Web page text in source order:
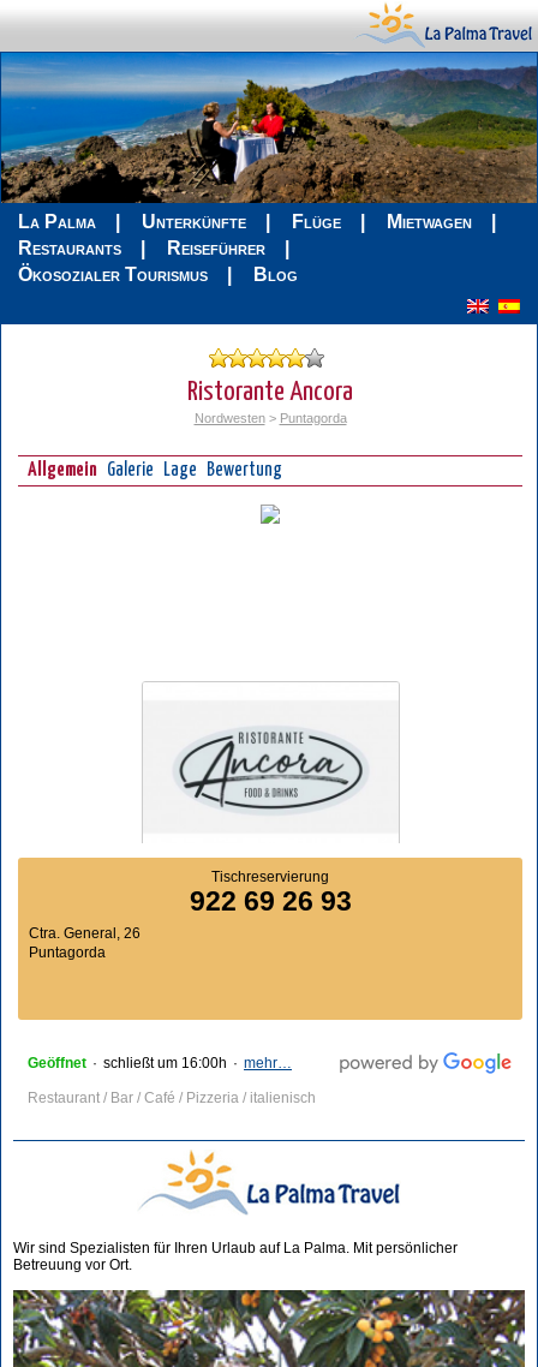
La Palma Unterkünfte Flüge
Mietwagen
Restaurants
Reiseführer
Ökosozialer Tourismus
Blog
Ristorante Ancora
Nordwesten> Puntagorda
Allgemein Galerie Lage Bewertung
Tischreservierung
922 69 26 93
Ctra. General, 26
Puntagorda
Geöffnet · schließt um 16:00h · mehr…
Restaurant / Bar / Café / Pizzeria / italienisch
Wir sind Spezialisten für Ihren Urlaub auf La Palma. Mit persönlicher
Betreuung vor Ort.